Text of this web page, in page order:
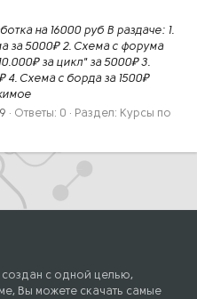
на 16000 руб В раздаче: 1.
за 5000₽ 2. Схема с форума
за цикл" за 5000₽ 3.
4. Схема с борда за 1500₽
Ответы: 0 Раздел: Курсы по
с одной целью,
Вы можете скачать самые